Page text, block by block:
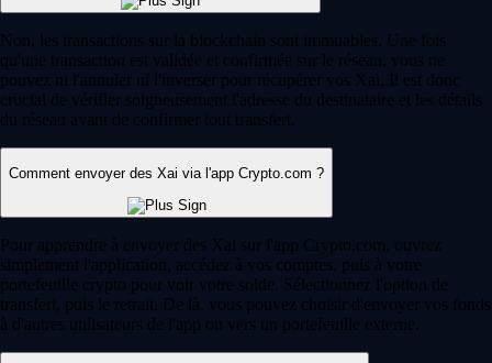
Non, les transactions sur la blockchain sont immuables. Une fois
qu'une transaction est validée et confirmée sur le réseau, vous ne
pouvez ni l'annuler ni l'inverser pour récupérer vos Xai. Il est donc
crucial de vérifier soigneusement l'adresse du destinataire et les détails
du réseau avant de confirmer tout transfert.
Comment envoyer des Xai via l'app Crypto.com ?
Pour apprendre à envoyer des Xai sur l'app Crypto.com, ouvrez
simplement l'application, accédez à vos comptes, puis à votre
portefeuille crypto pour voir votre solde. Sélectionnez l'option de
transfert, puis le retrait. De là, vous pouvez choisir d'envoyer vos fonds
à d'autres utilisateurs de l'app ou vers un portefeuille externe.